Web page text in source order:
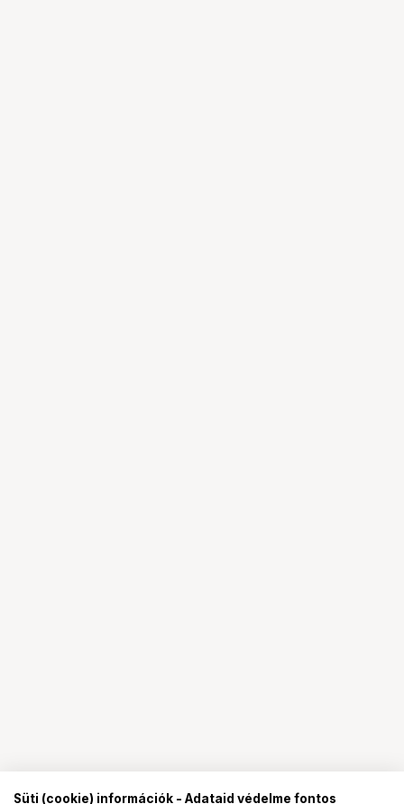
Süti (cookie) információk - Adataid védelme fontos